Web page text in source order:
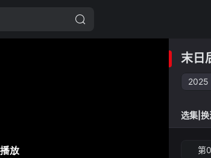
我的观
末日后酒
末日
2025
选集|
第